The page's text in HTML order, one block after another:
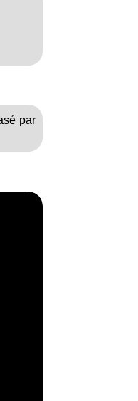
par